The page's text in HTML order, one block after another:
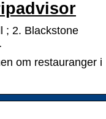
; 2. Blackstone
om restauranger i